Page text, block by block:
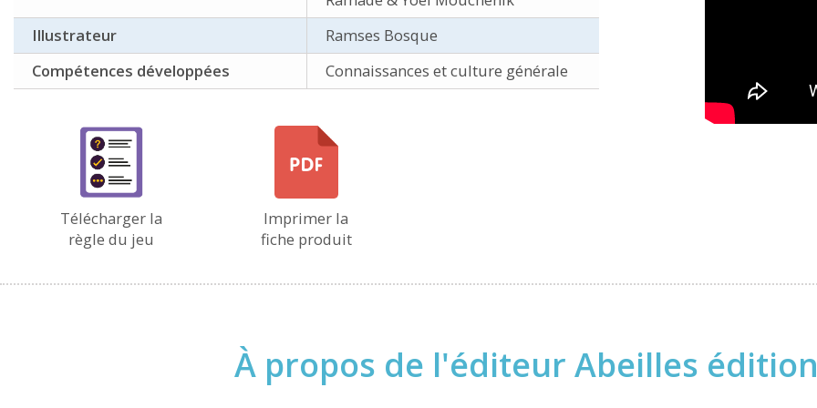
Illustrateur
Ramses Bosque
Compétences développées
Connaissances et culture générale
Télécharger la
règle du jeu
Imprimer la
fiche produit
À propos de l'éditeur Abeilles